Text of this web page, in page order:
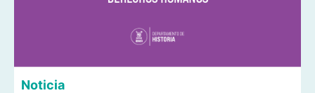
Noticia